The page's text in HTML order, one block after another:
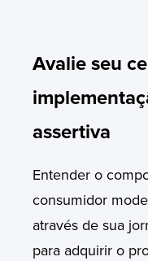
Avalie seu
assertiva
Entender o
consumidor
através de sua
para adquirir o